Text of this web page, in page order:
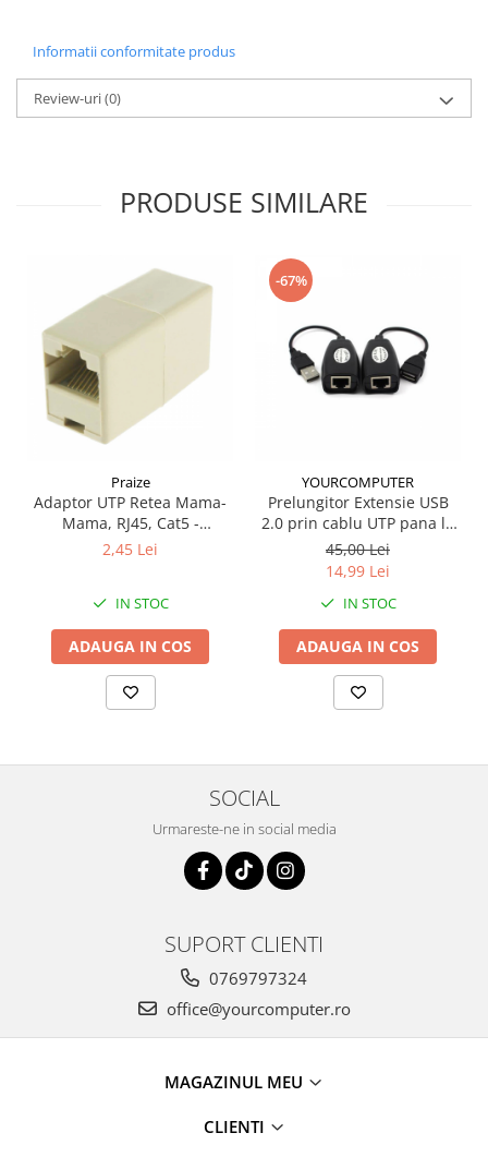
Informatii conformitate produs
Review-uri(0)
PRODUSE SIMILARE
Praize
Adaptor UTP Retea Mama-
Mama, RJ45, Cat5 -
Prelungitor Cablu de
2,45 Lei
IN STOC
ADAUGA IN COS
-67%
YOURCOMPUTER
Prelungitor Extensie USB
2.0 prin cablu UTP pana la
50m (USB -RJ45)
45,00 Lei
14,99 Lei
IN STOC
ADAUGA IN COS
SOCIAL
Urmareste-ne in social media
SUPORT CLIENTI
0769797324
office@yourcomputer.ro
MAGAZINUL MEU
CLIENTI